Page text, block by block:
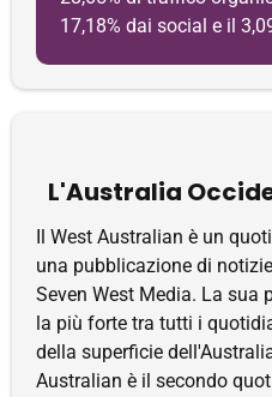
17,18% dai social e il
L'Australia
Il West Australian è un
una pubblicazione di
Seven West Media. La sua
la più forte tra tutti i
della superficie
Australian è il secondo